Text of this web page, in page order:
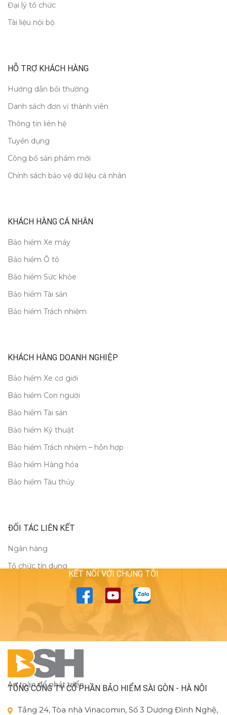
Đại lý tổ chức
Tài liệu nội bộ
HỖ TRỢ KHÁCH HÀNG
Hướng dẫn bồi thường
Danh sách đơn vị thành viên
Thông tin liên hệ
Tuyển dụng
Công bố sản phẩm mới
Chính sách bảo vệ dữ liệu cá nhân
KHÁCH HÀNG CÁ NHÂN
Bảo hiểm Xe máy
Bảo hiểm Ô tô
Bảo hiểm Sức khỏe
Bảo hiểm Tài sản
Bảo hiểm Trách nhiệm
KHÁCH HÀNG DOANH NGHIỆP
Bảo hiểm Xe cơ giới
Bảo hiểm Con người
Bảo hiểm Tài sản
Bảo hiểm Kỹ thuật
Bảo hiểm Trách nhiệm – hỗn hợp
Bảo hiểm Hàng hóa
Bảo hiểm Tàu thủy
ĐỐI TÁC LIÊN KẾT
Ngân hàng
Tổ chức tín dụng
TỔNG CÔNG TY CỔ PHẦN BẢO HIỂM SÀI GÒN - HÀ NỘI
Tầng 24, Tòa nhà Vinacomin, Số 3 Dương Đình Nghệ,
KẾT NỐI VỚI CHÚNG TÔI